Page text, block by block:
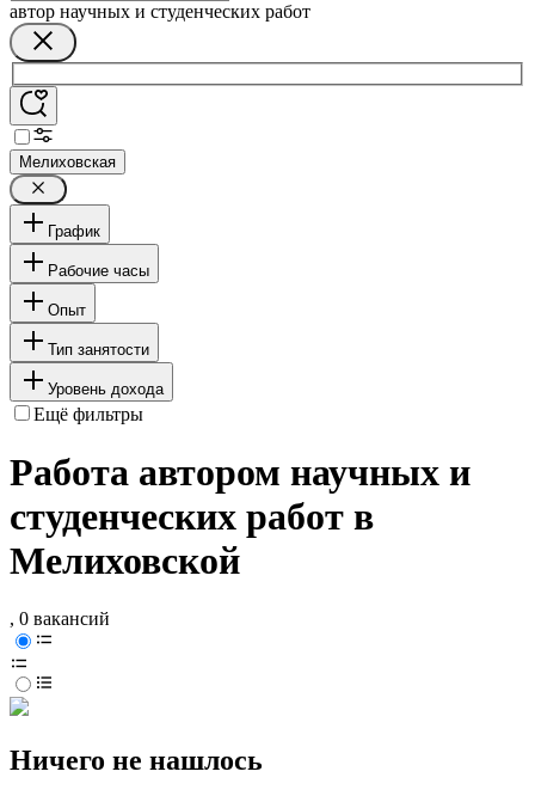
автор научных и студенческих работ
Мелиховская
График
Рабочие часы
Опыт
Тип занятости
Уровень дохода
Ещё фильтры
Работа автором научных и
студенческих работ в
Мелиховской
, 0 вакансий
Ничего не нашлось